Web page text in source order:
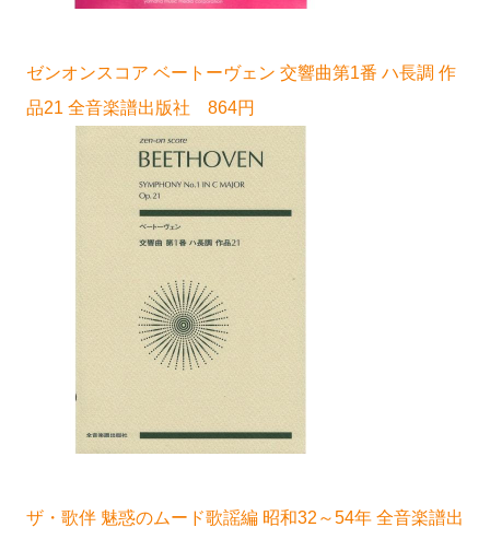
ゼンオンスコア ベートーヴェン 交響曲第1番 ハ長調 作
品21 全音楽譜出版社 864円
ザ・歌伴 魅惑のムード歌謡編 昭和32～54年 全音楽譜出